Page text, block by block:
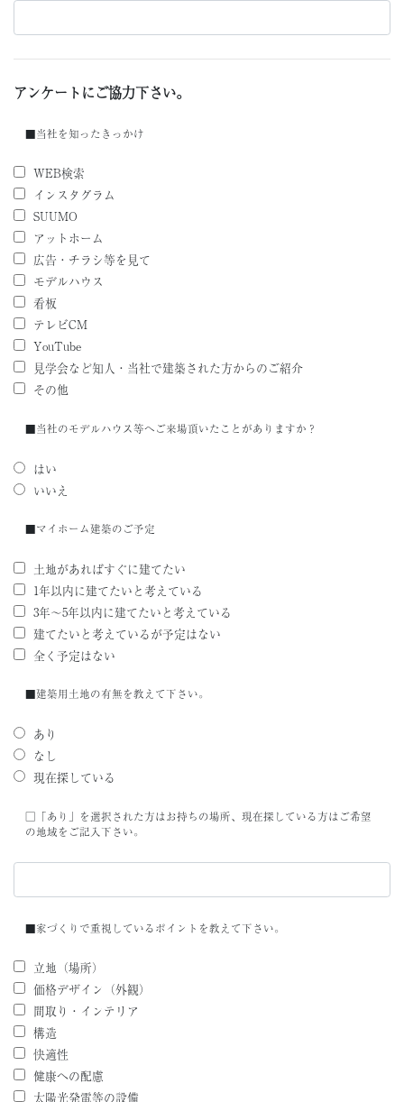
アンケートにご協力下さい。
■当社を知ったきっかけ
WEB検索
インスタグラム
SUUMO
アットホーム
広告・チラシ等を見て
モデルハウス
看板
テレビCM
YouTube
見学会など知人・当社で建築された方からのご紹介
その他
■当社のモデルハウス等へご来場頂いたことがありますか？
はい
いいえ
■マイホーム建築のご予定
土地があればすぐに建てたい
1年以内に建てたいと考えている
3年～5年以内に建てたいと考えている
建てたいと考えているが予定はない
全く予定はない
■建築用土地の有無を教えて下さい。
あり
なし
現在探している
□「あり」を選択された方はお持ちの場所、現在探している方はご希望
の地域をご記入下さい。
■家づくりで重視しているポイントを教えて下さい。
立地（場所）
価格デザイン（外観）
間取り・インテリア
構造
快適性
健康への配慮
太陽光発電等の設備